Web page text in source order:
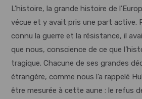
L’histoire, la grande histoire de
vécue et y avait pris une part active.
connu la guerre et la résistance, il
que nous, conscience de ce que
tragique. Chacune de ses grandes
étrangère, comme nous l’a rappelé
être mesurée à cette aune : le refus